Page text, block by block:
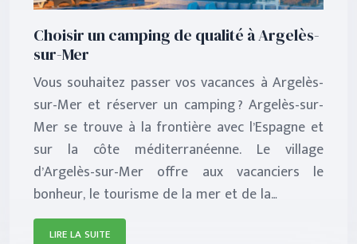
Choisir un camping de qualité à Argelès-
sur-Mer
Vous souhaitez passer vos vacances à Argelès-
sur-Mer et réserver un camping ? Argelès-sur-
Mer se trouve à la frontière avec l’Espagne et
sur la côte méditerranéenne. Le village
d’Argelès-sur-Mer offre aux vacanciers le
bonheur, le tourisme de la mer et de la…
LIRE LA SUITE